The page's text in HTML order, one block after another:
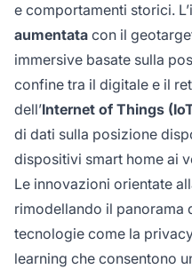
e comportamenti storici.
aumentata con il
immersive basate sulla
confine tra il digitale e il
dell’Internet of Things
di dati sulla posizione
dispositivi smart home ai
Le innovazioni orientate
rimodellando il panorama
tecnologie come la
learning che consentono